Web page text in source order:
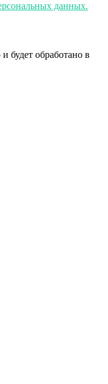
данных.
будет обработано в